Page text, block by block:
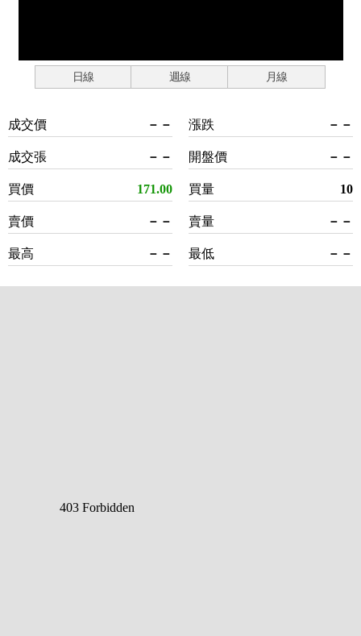
日線 週線 月線
成交價 －－
成交張 －－
買價 171.00
賣價 －－
最高 －－
漲跌 －－
開盤價 －－
買量 10
賣量 －－
最低 －－